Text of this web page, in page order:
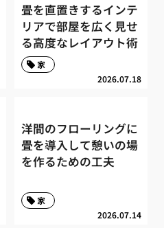
畳を直置きするインテ
リアで部屋を広く見せ
る高度なレイアウト術
2026.07.18
家
洋間のフローリングに
畳を導入して憩いの場
を作るための工夫
2026.07.14
家